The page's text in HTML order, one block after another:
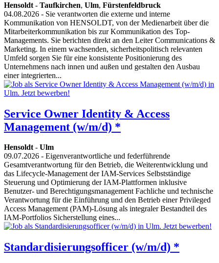
Hensoldt - Taufkirchen, Ulm, Fürstenfeldbruck
04.08.2026 - Sie verantworten die externe und interne
Kommunikation von HENSOLDT, von der Medienarbeit über die
Mitarbeiterkommunikation bis zur Kommunikation des Top-
Managements. Sie berichten direkt an den Leiter Communications &
Marketing. In einem wachsenden, sicherheitspolitisch relevanten
Umfeld sorgen Sie für eine konsistente Positionierung des
Unternehmens nach innen und außen und gestalten den Ausbau
einer integrierten...
Service Owner Identity & Access
Management (w/m/d) *
Hensoldt- Ulm
09.07.2026 - Eigenverantwortliche und federführende
Gesamtverantwortung für den Betrieb, die Weiterentwicklung und
das Lifecycle-Management der IAM-Services Selbstständige
Steuerung und Optimierung der IAM-Plattformen inklusive
Benutzer- und Berechtigungsmanagement Fachliche und technische
Verantwortung für die Einführung und den Betrieb einer Privileged
Access Management (PAM)-Lösung als integraler Bestandteil des
IAM-Portfolios Sicherstellung eines...
Standardisierungsofficer (w/m/d) *